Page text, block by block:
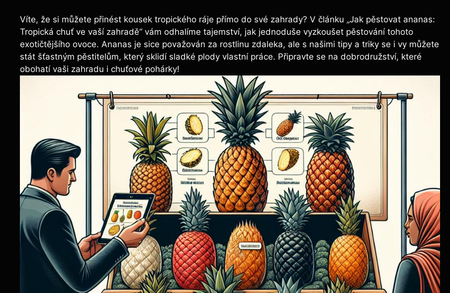
Víte, že si můžete přinést kousek tropického ráje přímo do své zahrady? V článku „Jak pěstovat ananas:
Tropická chuť ve vaší zahradě“ vám odhalíme tajemství, jak jednoduše vyzkoušet pěstování tohoto
exotičtějšího ovoce. Ananas je sice považován za rostlinu zdaleka, ale s našimi tipy a triky se i vy můžete
stát šťastným pěstitelům, který sklidí sladké plody vlastní práce. Připravte se na dobrodružství, které
obohatí vaši zahradu i chuťové pohárky!